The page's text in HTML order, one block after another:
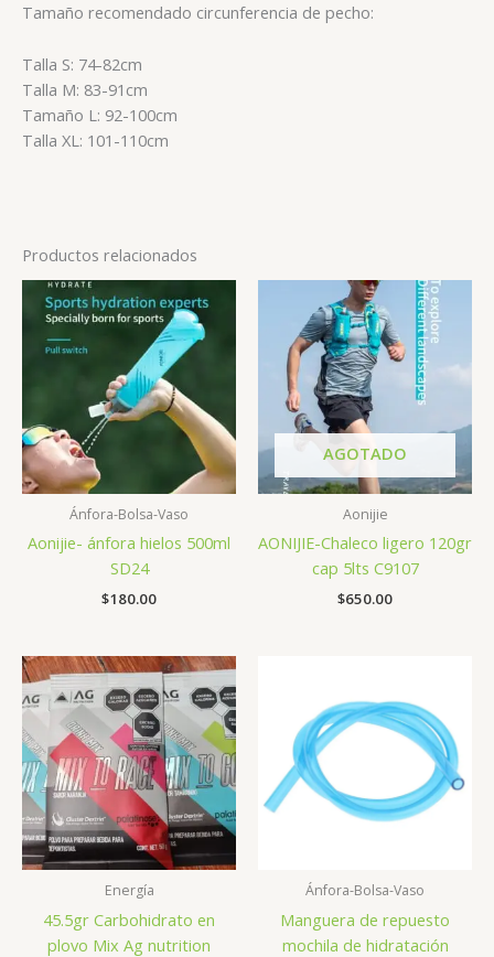
Tamaño recomendado circunferencia de pecho:
Talla S: 74-82cm
Talla M: 83-91cm
Tamaño L: 92-100cm
Talla XL: 101-110cm
Productos relacionados
Ánfora-Bolsa-Vaso
Aonijie- ánfora hielos 500ml
SD24
$180.00
AGOTADO
Aonijie
AONIJIE-Chaleco ligero 120gr
cap 5lts C9107
$650.00
Energía
45.5gr Carbohidrato en
plovo Mix Ag nutrition
Ánfora-Bolsa-Vaso
Manguera de repuesto
mochila de hidratación